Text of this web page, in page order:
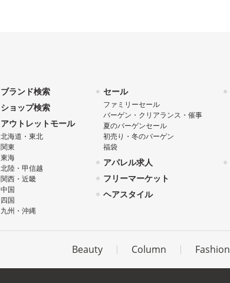
ブランド検索
ショップ検索
アウトレットモール
北海道・東北
関東
東海
北陸・甲信越
関西・近畿
中国
四国
九州・沖縄
セール
ファミリーセール
バーゲン・クリアランス・催事
夏のバーゲンセール
初売り・冬のバーゲン
福袋
アパレル求人
フリーマーケット
ヘアスタイル
Beauty Column Fashion